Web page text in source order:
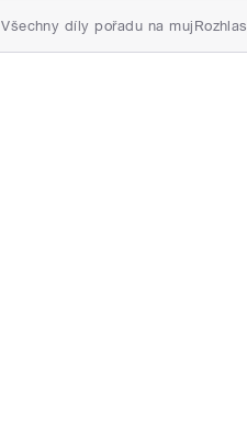
Všechny díly pořadu na mujRozhlas